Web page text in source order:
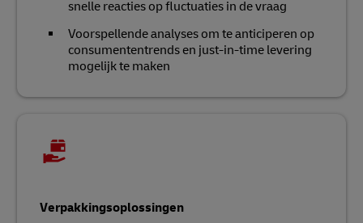
snelle reacties op fluctuaties in de vraag
Voorspellende analyses om te anticiperen op
consumententrends en just-in-time levering
mogelijk te maken
Verpakkingsoplossingen